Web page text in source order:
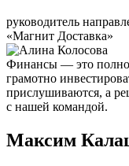
руководитель
«Магнит Доставка»
Финансы — это
грамотно
прислушиваются, а
с нашей командой.
Максим